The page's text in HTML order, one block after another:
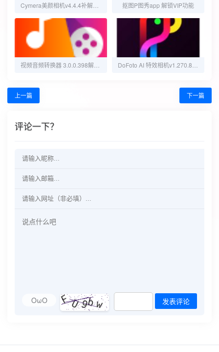
抠图P图秀app 解锁VIP功能
上一篇 下一篇
评论一下？
OωO 发表评论